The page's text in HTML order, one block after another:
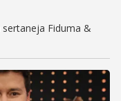
Fiduma &